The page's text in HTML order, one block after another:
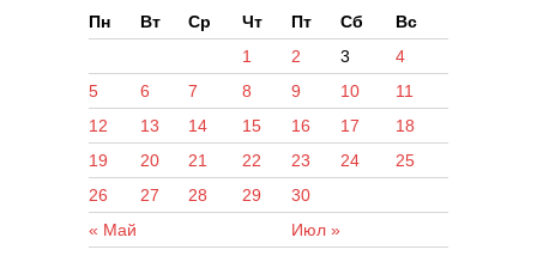
Пн
Вт Ср Чт Пт Сб Вс
« Май Июл »
1 2 3
4
5
6 7 8 9 10
11
12
13 14 15 16 17
18
19
20 21 22 23 24
25
26
27 28 29 30